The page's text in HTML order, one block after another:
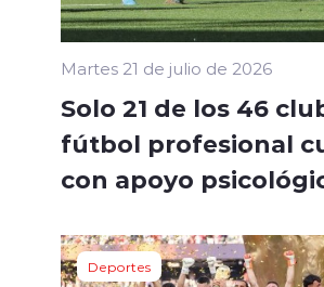
Martes 21 de julio de 2026
Solo 21 de los 46
fútbol profesional
con apoyo
Deportes